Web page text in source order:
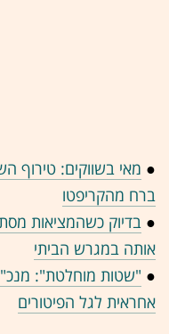
● מאי בשווקים: טירוף
ברח מהקריפטו
● בדיוק כשהמציאות
אותה במגרש הביתי
● "שטות מוחלטת":
אחראית לגל הפיטורים